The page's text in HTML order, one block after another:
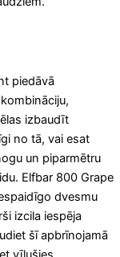
piedāvā
izbaudīt
no tā, vai esat
un piparmētru
Elfbar 800 Grape
dvesmu
izcila iespēja
šī apbrīnojamā